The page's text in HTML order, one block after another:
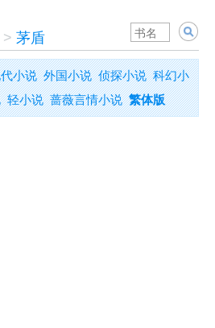
> 茅盾
小说 外国小说 侦探小说 科幻小
轻小说 蔷薇言情小说 繁体版